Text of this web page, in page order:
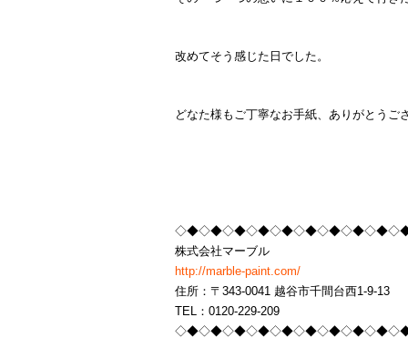
改めてそう感じた日でした。
どなた様もご丁寧なお手紙、ありがとうご
株式会社マーブル
http://marble-paint.com/
住所：〒343-0041 越谷市千間台西1-9-13
TEL：0120-229-209